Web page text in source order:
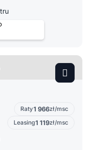
Raty1 966zł/msc
Leasing1 119zł/msc